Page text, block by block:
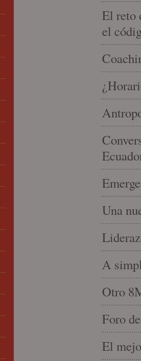
El reto
el
Una
A
Otro
Foro
El